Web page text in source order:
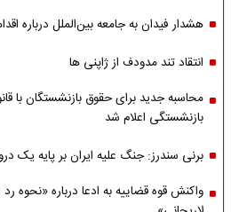
هشدار فیدان به جامعه بین‌الملل درباره
انتقاد تند مدودف از ژاپنی ها
محاسبه جدید برای حقوق بازنشستگان با
بازنشستگی اعلام شد
برنی سندرز: جنگ علیه ایران بر پایه یک
واکنش قوه قضاییه به ادعا درباره «نحوه